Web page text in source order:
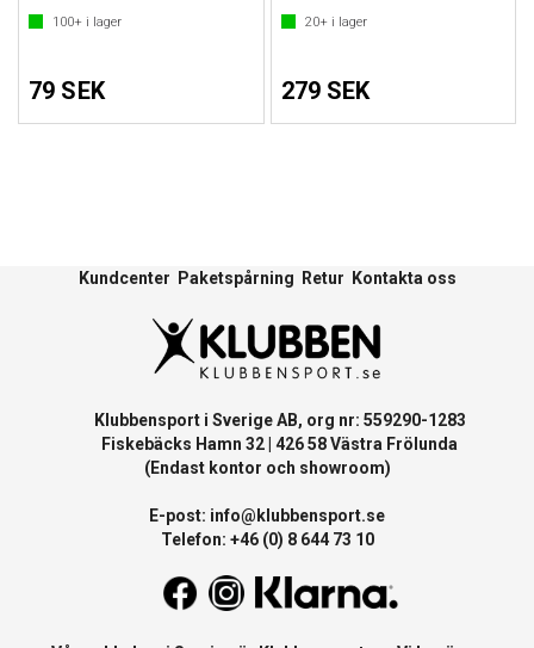
100+ i lager
79 SEK
20+i lager
279 SEK
Kundcenter Paketspårning Retur Kontakta oss
Klubbensport i Sverige AB, org nr: 559290-1283
Fiskebäcks Hamn 32 | 426 58 Västra Frölunda
(Endast kontor och showroom)
E-post: info@klubbensport.se
Telefon: +46 (0) 8 644 73 10